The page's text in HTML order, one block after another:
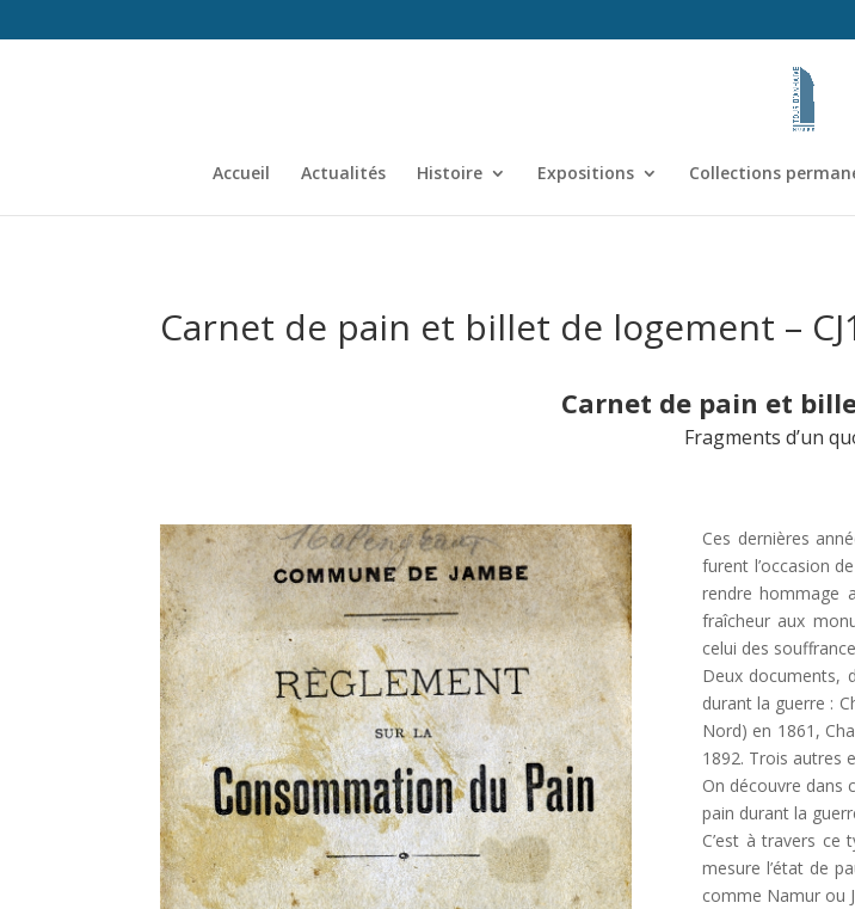
Accueil Actualités Histoire Expositions Collections
Carnet de pain et billet de logement –
Carnet de pain et
Fragments d’un
Ces dernières
furent l’occasion
rendre hommage
fraîcheur aux
celui des
Deux documents,
durant la guerre :
Nord) en 1861,
1892. Trois autres
On découvre dans
pain durant la
C’est à travers ce
mesure l’état de
comme Namur ou